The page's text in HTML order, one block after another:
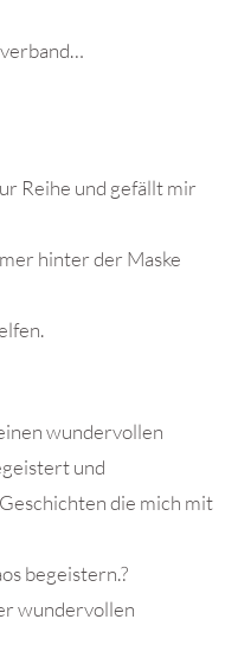
verband…
Reihe und gefällt mir
hinter der Maske
wundervollen
und
die mich mit
begeistern.?
wundervollen